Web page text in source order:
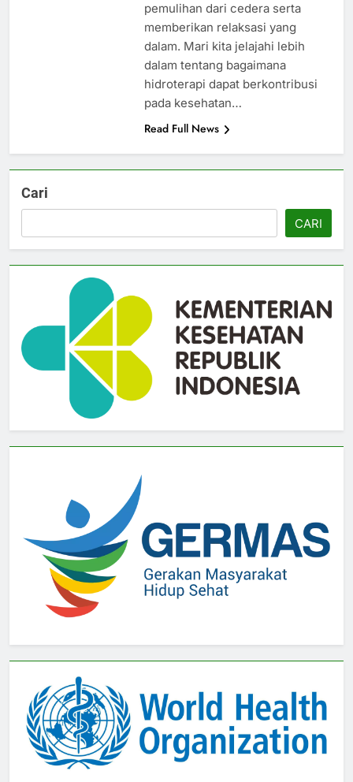
pemulihan dari cedera serta
memberikan relaksasi yang
dalam. Mari kita jelajahi lebih
dalam tentang bagaimana
hidroterapi dapat berkontribusi
pada kesehatan…
Read Full News
Cari
CARI